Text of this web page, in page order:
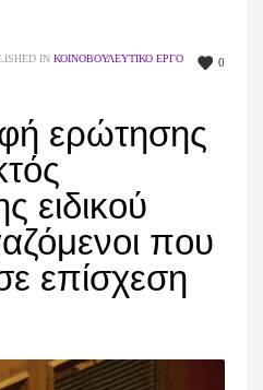
0
IN ΚΟΙΝΟΒΟΥΛΕΥΤΙΚΌ ΈΡΓΟ
ερώτησης
ειδικού
που
επίσχεση